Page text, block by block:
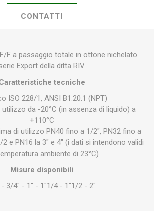
CONTATTI
F a passaggio totale in ottone nichelato
Export della ditta RIV
tecniche
ISO 228/1, ANSI B1.20.1 (NPT)
da -20°C (in assenza di liquido) a
+110°C
di utilizzo PN40 fino a 1/2", PN32 fino a
2 e PN16 la 3" e 4" (i dati si intendono validi
ambiente di 23°C)
Misure disponibili
3/4" - 1" - 1"1/4 - 1"1/2 - 2"